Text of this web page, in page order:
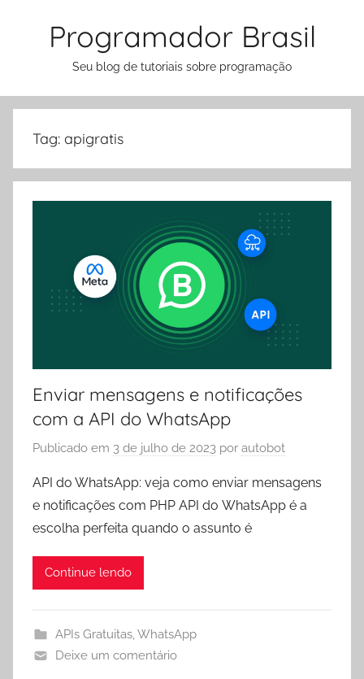
Programador Brasil
Seu blog de tutoriais sobre programação
Tag: apigratis
Enviar mensagens e notificações
com a API do WhatsApp
Publicado em 3 de julho de 2023 por autobot
API do WhatsApp: veja como enviar mensagens
e notificações com PHP API do WhatsApp é a
escolha perfeita quando o assunto é
Continue lendo
APIs Gratuitas, WhatsApp
Deixe um comentário